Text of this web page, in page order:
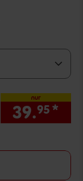
nur
39.95 *